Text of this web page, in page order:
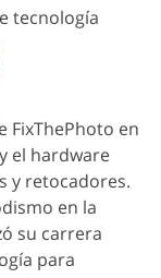
tecnología
FixThePhoto en
el hardware
y retocadores.
en la
su carrera
para